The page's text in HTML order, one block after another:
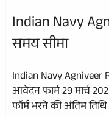
Indian Navy
समय सीमा
Indian Navy
आवेदन फार्म 29 मार्च
फॉर्म भरने की अंतिम